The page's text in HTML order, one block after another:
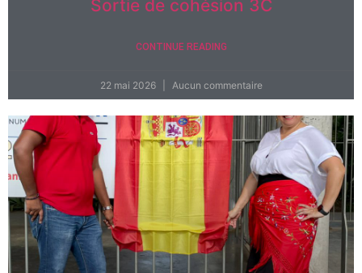
Sortie de cohésion 3C
CONTINUE READING
22 mai 2026 Aucun commentaire